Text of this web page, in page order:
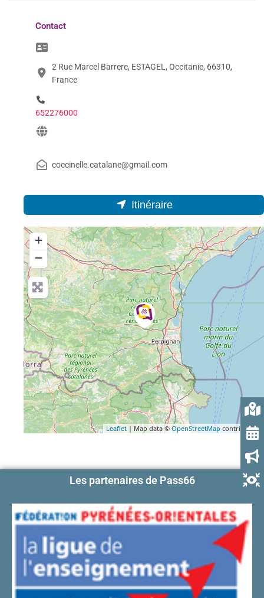
Contact
2 Rue Marcel Barrere, ESTAGEL, Occitanie, 66310,
France
652276000
coccinelle.catalane@gmail.com
Itinéraire
+
−
Leaflet | Map data © OpenStreetMap contributors
Les partenaires de Pass66